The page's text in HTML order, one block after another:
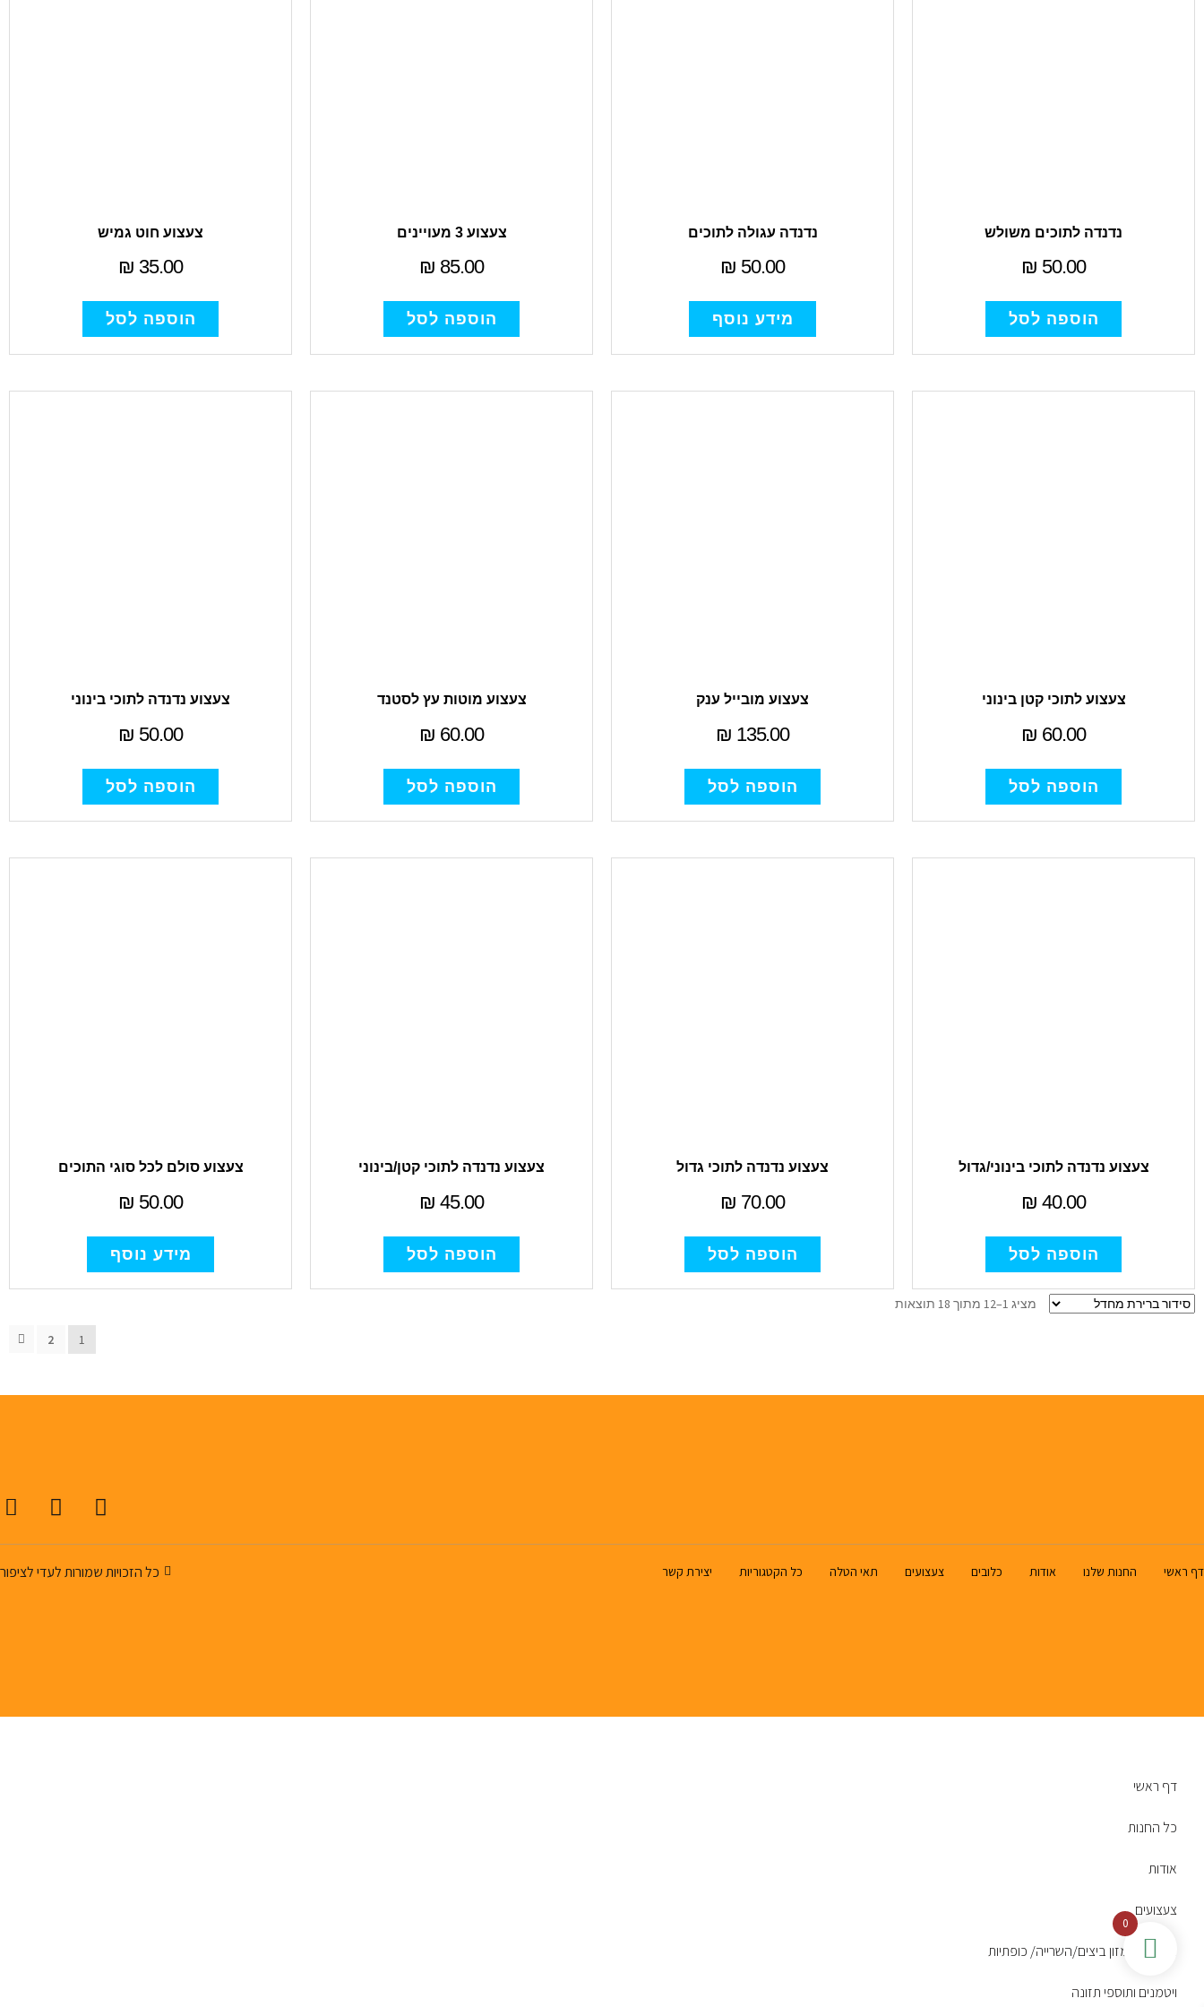
נדנדה לתוכים משולש
₪ 50.00
הוספה לסל
נדנדה עגולה לתוכים
₪ 50.00
מידע נוסף
צעצוע 3 מעויינים
₪ 85.00
הוספה לסל
צעצוע חוט גמיש
₪ 35.00
הוספה לסל
צעצוע לתוכי קטן בינוני
₪ 60.00
הוספה לסל
צעצוע מובייל ענק
₪ 135.00
הוספה לסל
צעצוע מוטות עץ לסטנד
₪ 60.00
הוספה לסל
צעצוע נדנדה לתוכי בינוני
₪ 50.00
הוספה לסל
צעצוע נדנדה לתוכי בינוני/גדול
₪ 40.00
הוספה לסל
צעצוע נדנדה לתוכי גדול
₪ 70.00
הוספה לסל
צעצוע נדנדה לתוכי קטן/בינוני
₪ 45.00
הוספה לסל
צעצוע סולם לכל סוגי התוכים
₪ 50.00
מידע נוסף
מציג 1–12 מתוך 18 תוצאות
1
2
דף ראשי החנות שלנו אודות כלובים צעצועים תאי הטלה כל הקטגוריות יצירת קשר כל הזכויות שמורות לעדי לציפור
0
דף ראשי
כל החנות
אודות
צעצועים
תערובות/מזון ביצים/השרייה/ כופתיות
ויטמנים ותוספי תזונה